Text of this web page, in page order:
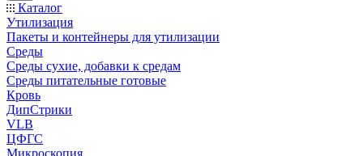
Каталог
Утилизация
Пакеты и контейнеры для утилизации
Среды
Среды сухие, добавки к средам
Среды питательные готовые
Кровь
ДипСтрики
VLB
ЦФГС
Микроскопия